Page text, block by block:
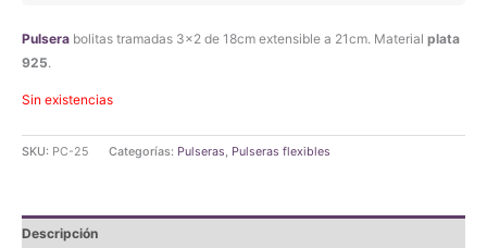
Pulsera bolitas tramadas 3×2 de 18cm extensible a 21cm. Material plata
925.
Sin existencias
SKU: PC-25 Categorías: Pulseras, Pulseras flexibles
Descripción